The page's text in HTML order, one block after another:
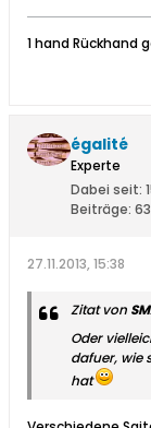
1 hand Rückhand
égalité
Experte
Dabei seit:
Beiträge:
27.11.2013, 15:38
Zitat von
Oder
dafuer, wie
hat